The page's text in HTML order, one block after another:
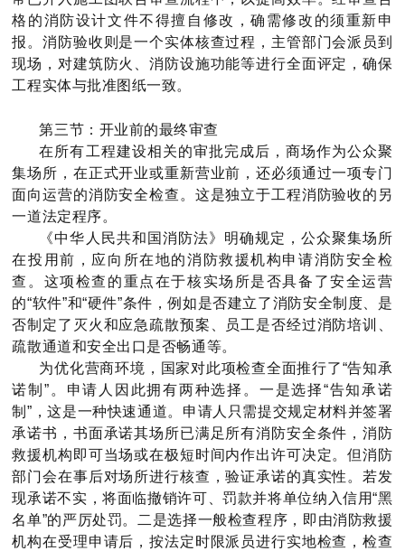
格的消防设计文件不得擅自修改，确需修改的须重新申
报。消防验收则是一个实体核查过程，主管部门会派员到
现场，对建筑防火、消防设施功能等进行全面评定，确保
工程实体与批准图纸一致。
第三节：开业前的最终审查
在所有工程建设相关的审批完成后，商场作为公众聚
集场所，在正式开业或重新营业前，还必须通过一项专门
面向运营的消防安全检查。这是独立于工程消防验收的另
一道法定程序。
《中华人民共和国消防法》明确规定，公众聚集场所
在投用前，应向所在地的消防救援机构申请消防安全检
查。这项检查的重点在于核实场所是否具备了安全运营
的“软件”和“硬件”条件，例如是否建立了消防安全制度、是
否制定了灭火和应急疏散预案、员工是否经过消防培训、
疏散通道和安全出口是否畅通等。
为优化营商环境，国家对此项检查全面推行了“告知承
诺制”。申请人因此拥有两种选择。一是选择“告知承诺
制”，这是一种快速通道。申请人只需提交规定材料并签署
承诺书，书面承诺其场所已满足所有消防安全条件，消防
救援机构即可当场或在极短时间内作出许可决定。但消防
部门会在事后对场所进行核查，验证承诺的真实性。若发
现承诺不实，将面临撤销许可、罚款并将单位纳入信用“黑
名单”的严厉处罚。二是选择一般检查程序，即由消防救援
机构在受理申请后，按法定时限派员进行实地检查，检查